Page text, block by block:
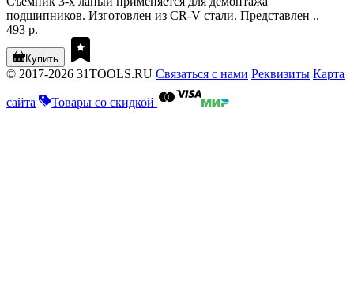
подшипников. Изготовлен из CR-V стали. Представлен ..
493 р.
Купить
© 2017-2026 31TOOLS.RU Связаться с нами Реквизиты Карта
сайта Товары со скидкой